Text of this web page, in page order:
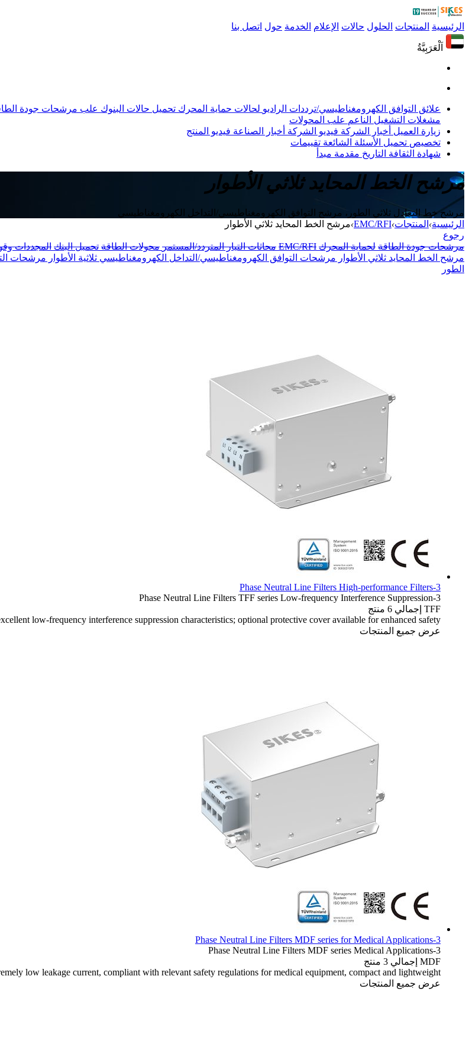
الرئيسية المنتجات الحلول حالات الإعلام الخدمة حول اتصل بنا
اَلْعَرَبِيَّةُ
علائق التوافق الكهرومغناطيسي/ترددات الراديو لحالات حماية المحرك تحميل حالات البنوك علب مرشحات جودة
مشغلات التشغيل الناعم علب المحولات
زيارة العميل أخبار الشركة فيديو الشركة أخبار الصناعة فيديو المنتج
تخصيص تحميل الأسئلة الشائعة تقييمات
شهادة الثقافة التاريخ مقدمة مبدأ
مرشح الخط المحايد ثلاثي الأطوار
مرشح خط التعادل ثلاثي الطور، مرشح التوافق الكهرومغناطيسي/التداخل الكهرومغناطيسي
الرئيسية› المنتجات›
EMC/RFI
›مرشح الخط المحايد ثلاثي الأطوار
رجوع
مرشحات جودة الطاقة لحماية المحرك EMC/RFI محاثات التيار المتردد/المستمر محولات الطاقة تحميل البنك المجددات
مرشح الخط المحايد ثلاثي الأطوار مرشحات التوافق الكهرومغناطيسي/التداخل الكهرومغناطيسي ثلاثية الأطوار مرشحات
الطور
3-Phase Neutral Line Filters High-performance Filters
3-Phase Neutral Line Filters
TFF series Low-frequency Interference Suppression
TFF إجمالي 6 منتج
low-frequency interference suppression characteristics; optional protective cover available for enhanced safety.
عرض جميع المنتجات
3-Phase Neutral Line Filters MDF series for Medical Applications
3-Phase Neutral Line Filters
MDF series Medical Applications
MDF إجمالي 3 منتج
low leakage current, compliant with relevant safety regulations for medical equipment, compact and lightweight.
عرض جميع المنتجات